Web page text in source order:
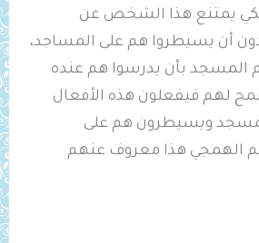
يمتنع هذا الشخص عن
أن يسيطروا هم على المساجد،
المسجد بأن يدرسوا هم عنده
لهم فيفعلون هذه الأفعال
ويسيطرون هم على
الهمجي هذا معروف عنهم